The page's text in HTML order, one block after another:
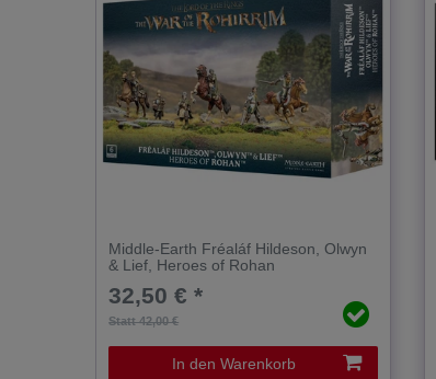
Middle-Earth Fréaláf Hildeson, Olwyn
& Lief, Heroes of Rohan
Statt 42,00 €
32,50 € *
In den Warenkorb